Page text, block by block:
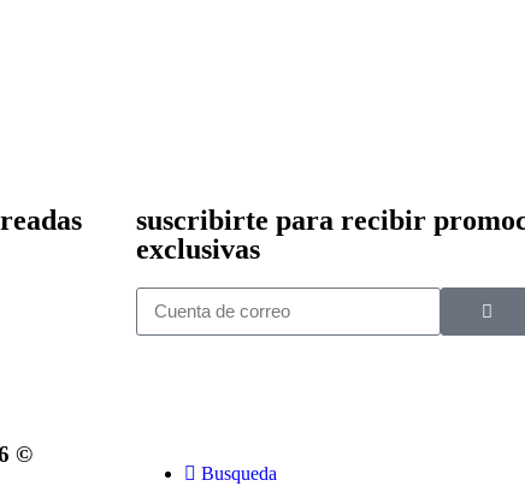
suscribirte para recibir
exclusivas
©
Busqueda